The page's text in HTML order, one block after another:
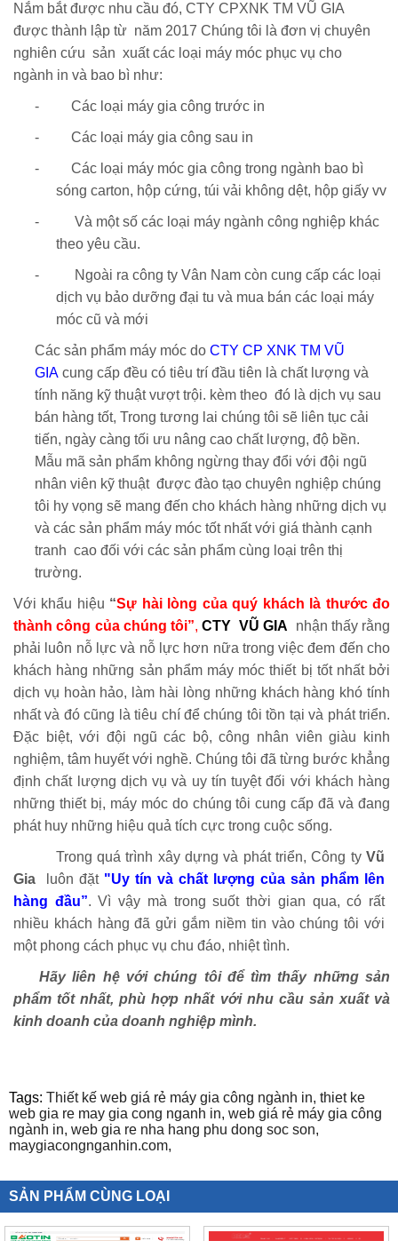
Nắm bắt được nhu cầu đó, CTY CPXNK TM VŨ GIA
được thành lập từ năm 2017 Chúng tôi là đơn vị chuyên
nghiên cứu sản xuất các loại máy móc phục vụ cho
ngành in và bao bì như:
- Các loại máy gia công trước in
- Các loại máy gia công sau in
-
Các loại máy móc gia công trong ngành bao bì
sóng carton, hộp cứng, túi vải không dệt, hộp giấy vv
-
Và một số các loại máy ngành công nghiệp khác
theo yêu cầu.
-
Ngoài ra công ty Vân Nam còn cung cấp các loại
dịch vụ bảo dưỡng đại tu và mua bán các loại máy
móc cũ và mới
Các sản phẩm máy móc do CTY CP XNK TM VŨ
GIA cung cấp đều có tiêu trí đầu tiên là chất lượng và
tính năng kỹ thuật vượt trội. kèm theo đó là dịch vụ sau
bán hàng tốt, Trong tương lai chúng tôi sẽ liên tục cải
tiến, ngày càng tối ưu nâng cao chất lượng, độ bền.
Mẫu mã sản phẩm không ngừng thay đổi với đội ngũ
nhân viên kỹ thuật được đào tạo chuyên nghiệp chúng
tôi hy vọng sẽ mang đến cho khách hàng những dịch vụ
và các sản phẩm máy móc tốt nhất với giá thành cạnh
tranh cao đối với các sản phẩm cùng loại trên thị
trường.
Với khẩu hiệu “Sự hài lòng của quý khách là thước đo
thành công của chúng tôi”, CTY VŨ GIA
nhận thấy rằng
phải luôn nỗ lực và nỗ lực hơn nữa trong việc đem đến cho
khách hàng những sản phẩm máy móc thiết bị tốt nhất bởi
dịch vụ hoàn hảo, làm hài lòng những khách hàng khó tính
nhất và đó cũng là tiêu chí để chúng tôi tồn tại và phát triển.
Đặc biệt, với đội ngũ các bộ, công nhân viên giàu kinh
nghiệm, tâm huyết với nghề. Chúng tôi đã từng bước khẳng
định chất lượng dịch vụ và uy tín tuyệt đối với khách hàng
những thiết bị, máy móc do chúng tôi cung cấp đã và đang
phát huy những hiệu quả tích cực trong cuộc sống.
Trong quá trình xây dựng và phát triển, Công ty Vũ
Gia luôn đặt "Uy tín và chất lượng của sản phẩm lên
hàng đầu”. Vì vậy mà trong suốt thời gian qua, có rất
nhiều khách hàng đã gửi gắm niềm tin vào chúng tôi với
một phong cách phục vụ chu đáo, nhiệt tình.
Hãy liên hệ với chúng tôi để tìm thấy những sản
phẩm tốt nhất, phù hợp nhất với nhu cầu sản xuất và
kinh doanh của doanh nghiệp mình.
Tags: Thiết kế web giá rẻ máy gia công ngành in, thiet ke
web gia re may gia cong nganh in, web giá rẻ máy gia công
ngành in, web gia re nha hang phu dong soc son,
maygiacongnganhin.com,
SẢN PHẨM CÙNG LOẠI